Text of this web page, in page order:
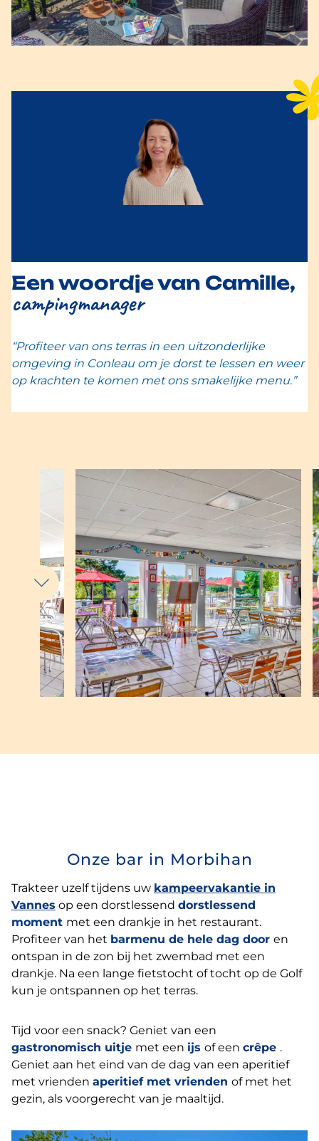
Een woordje van Camille,
campingmanager
“Profiteer van ons terras in een uitzonderlijke
omgeving in Conleau om je dorst te lessen en weer
op krachten te komen met ons smakelijke menu.”
Onze bar in Morbihan
Trakteer uzelf tijdens uw kampeervakantie in
Vannes op een dorstlessend dorstlessend
moment met een drankje in het restaurant.
Profiteer van het barmenu de hele dag door en
ontspan in de zon bij het zwembad met een
drankje. Na een lange fietstocht of tocht op de Golf
kun je ontspannen op het terras.
Tijd voor een snack? Geniet van een
gastronomisch uitje met een ijs of een crêpe .
Geniet aan het eind van de dag van een aperitief
met vrienden aperitief met vrienden of met het
gezin, als voorgerecht van je maaltijd.